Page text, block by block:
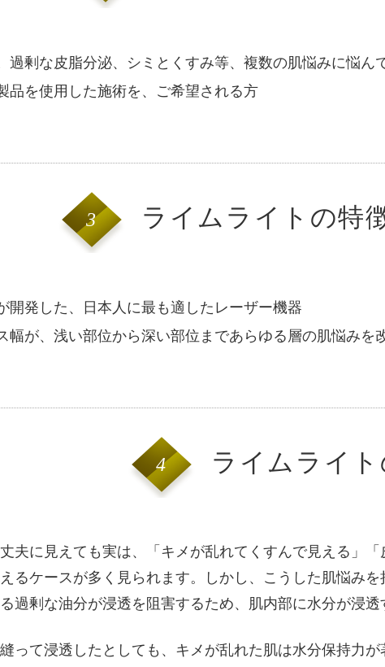
過剰な皮脂分泌、シミとくすみ等、複数の肌悩みに悩ん
品を使用した施術を、ご希望される方
3 ライムライトの特
開発した、日本人に最も適したレーザー機器
幅が、浅い部位から深い部位まであらゆる層の肌悩みを
4 ライムライト
夫に見えても実は、「キメが乱れてくすんで見える」
るケースが多く見られます。しかし、こうした肌悩み
過剰な油分が浸透を阻害するため、肌内部に水分が浸透
って浸透したとしても、キメが乱れた肌は水分保持力